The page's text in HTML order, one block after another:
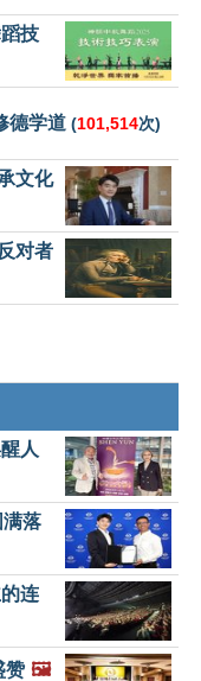
技
德学道 (101,514次)
文化
对者
人
满落
连
赞 🖼️